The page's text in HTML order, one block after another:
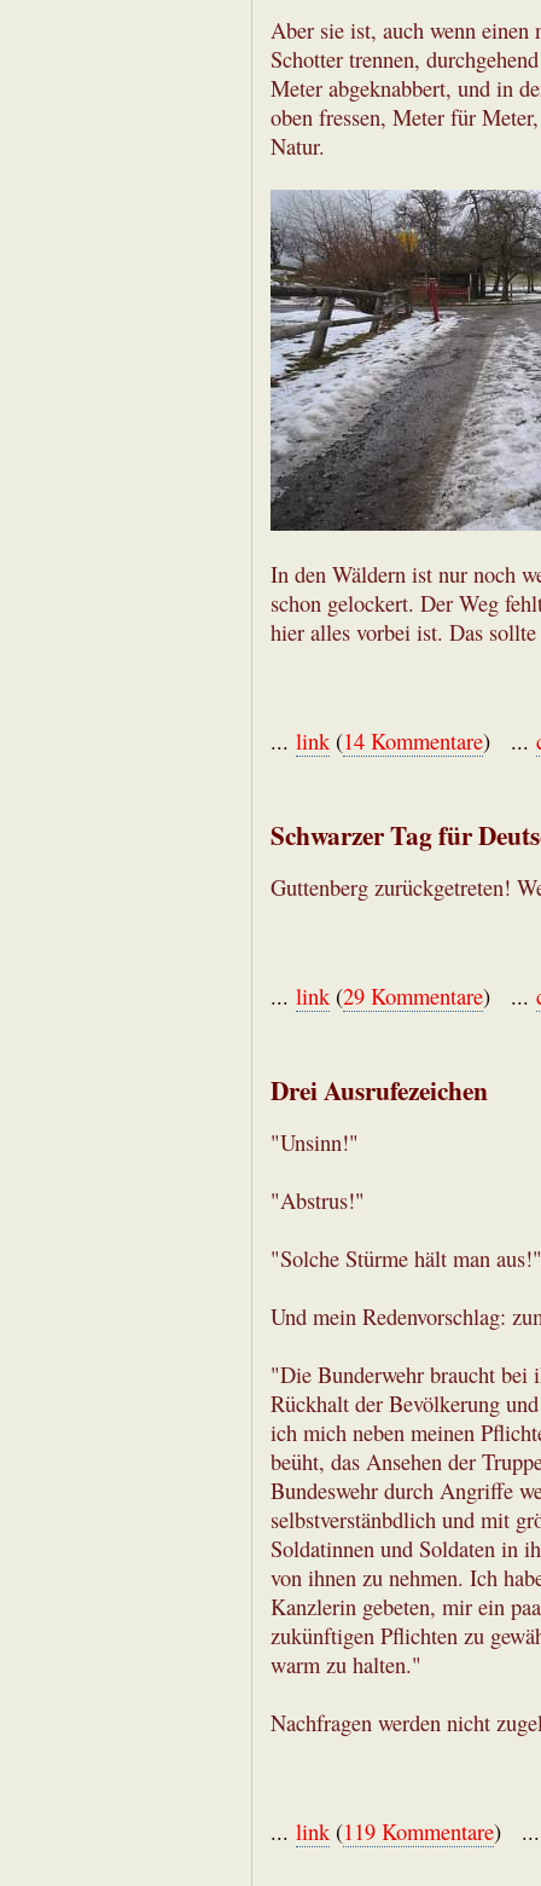
Aber sie ist, auch wenn
Schotter trennen,
Meter abgeknabbert, und in
oben fressen, Meter für
Natur.
In den Wäldern ist nur noch
schon gelockert. Der Weg
hier alles vorbei ist. Das
... link (14 Kommentare) ...
Schwarzer Tag für
Guttenberg zurückgetreten!
... link(29 Kommentare) ...
Drei Ausrufezeichen
"Unsinn!"
"Abstrus!"
"Solche Stürme hält man aus!"
Und mein Redenvorschlag:
"Die Bunderwehr braucht bei
Rückhalt der Bevölkerung
ich mich neben meinen
beüht, das Ansehen der
Bundeswehr durch Angriffe
selbstverstänbdlich und mit
Soldatinnen und Soldaten in
von ihnen zu nehmen. Ich
Kanzlerin gebeten, mir ein
zukünftigen Pflichten zu
warm zu halten."
Nachfragen werden nicht
... link(119 Kommentare)